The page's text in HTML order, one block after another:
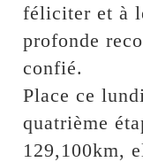
féliciter et à
profonde
confié.
Place ce
quatrième
129,100km,